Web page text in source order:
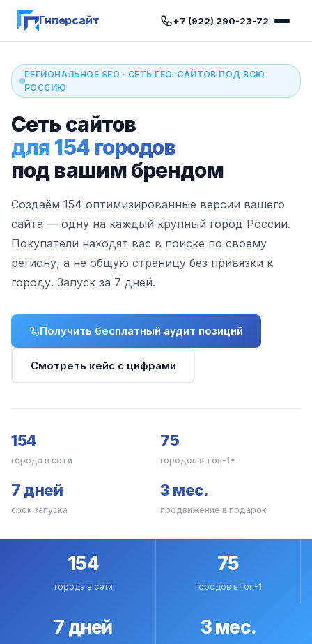
Гиперсайт +7 (922) 290-23-72
РЕГИОНАЛЬНОЕ SEO · СЕТЬ ГЕО-САЙТОВ ПОД ВСЮ
РОССИЮ
Сеть сайтов
для 154 городов
под вашим брендом
Создаём 154 оптимизированные версии вашего
сайта — одну на каждый крупный город России.
Покупатели находят вас в поиске по своему
региону, а не общую страницу без привязки к
городу. Запуск за 7 дней.
Получить бесплатный аудит позиций
Смотреть кейс с цифрами
154
города в сети
75
городов в топ-1*
7 дней
срок запуска
3 мес.
продвижение в подарок
154
города в сети
75
городов в топ-1
7 дней 3 мес.